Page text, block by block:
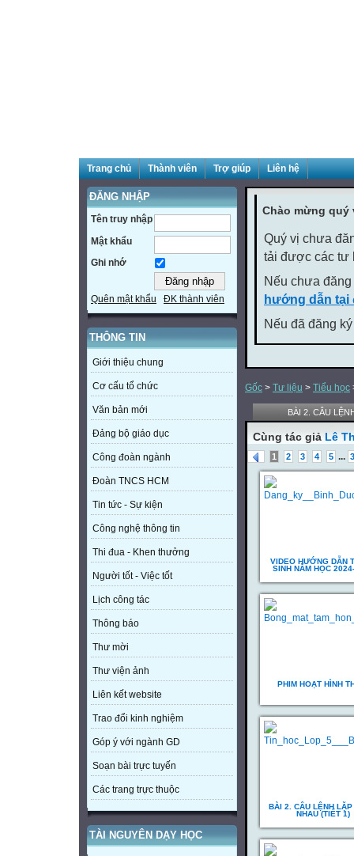
Trang chủ Thành viên Trợ giúp Liên hệ
ĐĂNG NHẬP
Tên truy nhập
Mật khẩu
Ghi nhớ
Quên mật khẩu ĐK thành viên
THÔNG TIN
Giới thiệu chung
Cơ cấu tổ chức
Văn bản mới
Đảng bộ giáo dục
Công đoàn ngành
Đoàn TNCS HCM
Tin tức - Sự kiện
Công nghệ thông tin
Thi đua - Khen thưởng
Người tốt - Việc tốt
Lịch công tác
Thông báo
Thư mời
Thư viện ảnh
Liên kết website
Trao đổi kinh nghiệm
Góp ý với ngành GD
Soạn bài trực tuyến
Các trang trực thuộc
TÀI NGUYÊN DẠY HỌC
Chào mừng
Quý vị chưa
tải được các tư
Nếu chưa
hướng dẫn tại
Nếu đã đăng
Gốc > Tư liệu > Tiểu học
BÀI 2. CÂU
Cùng tác giả Lê
1 2 3 4 5 ...
VIDEO HƯỚNG DẪN
SINH NĂM HỌC
PHIM HOẠT HÌNH
BÀI 2. CÂU LỆNH LẶP
NHAU (TIẾT 1)